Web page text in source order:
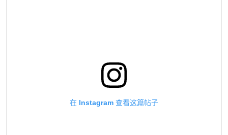
在 Instagram 查看这篇帖子